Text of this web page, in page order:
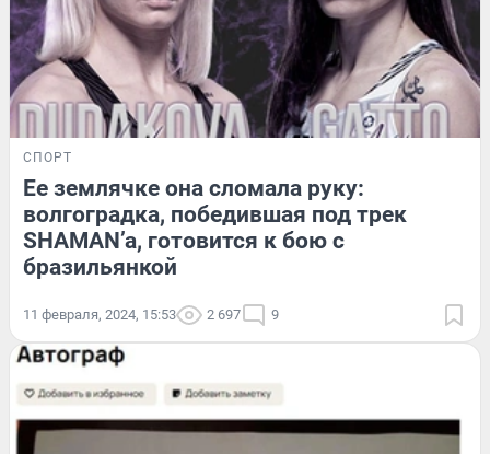
СПОРТ
Ее землячке она сломала руку:
волгоградка, победившая под трек
SHAMAN’a, готовится к бою с
бразильянкой
11 февраля, 2024, 15:53 2 697 9